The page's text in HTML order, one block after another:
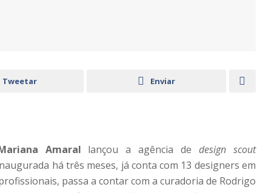
Tweetar Enviar
Amaral lançou a agência dedesign scout
há três meses, já conta com 13 designers em
passa a contar com a curadoria de Rodrigo